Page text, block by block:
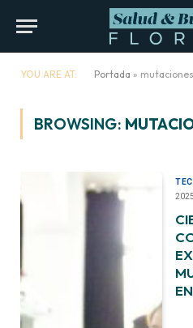
YOU ARE AT: Portada »
BROWSING:
2025